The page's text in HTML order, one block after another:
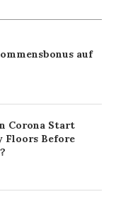
auf
Corona Start
Floors Before